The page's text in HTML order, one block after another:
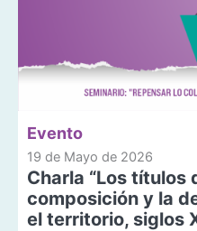
Evento
19 de Mayo de 2026
Charla “Los títulos
composición y la
el territorio, siglos